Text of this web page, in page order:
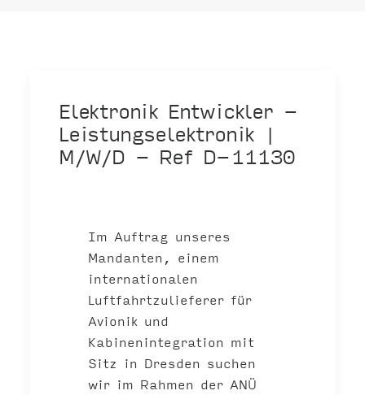
Elektronik Entwickler -
Leistungselektronik |
M/W/D - Ref D-11130
Im Auftrag unseres
Mandanten, einem
internationalen
Luftfahrtzulieferer für
Avionik und
Kabinenintegration mit
Sitz in Dresden suchen
wir im Rahmen der ANÜ